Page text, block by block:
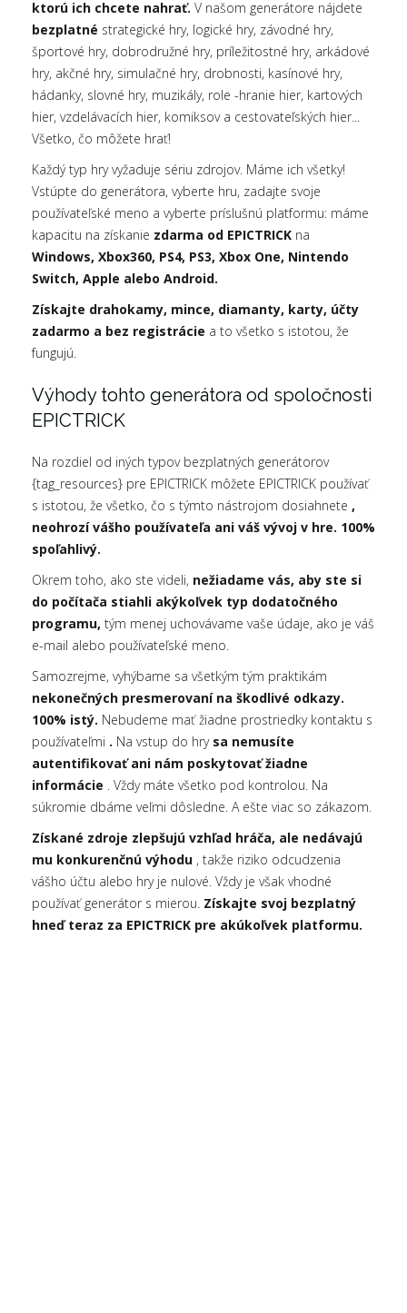
ktorú ich chcete nahrať. V našom generátore nájdete
bezplatné strategické hry, logické hry, závodné hry,
športové hry, dobrodružné hry, príležitostné hry, arkádové
hry, akčné hry, simulačné hry, drobnosti, kasínové hry,
hádanky, slovné hry, muzikály, role -hranie hier, kartových
hier, vzdelávacích hier, komiksov a cestovateľských hier...
Všetko, čo môžete hrať!
Každý typ hry vyžaduje sériu zdrojov. Máme ich všetky!
Vstúpte do generátora, vyberte hru, zadajte svoje
používateľské meno a vyberte príslušnú platformu: máme
kapacitu na získanie zdarma od EPICTRICK na
Windows, Xbox360, PS4, PS3, Xbox One, Nintendo
Switch, Apple alebo Android.
Získajte drahokamy, mince, diamanty, karty, účty
zadarmo a bez registrácie a to všetko s istotou, že
fungujú.
Výhody tohto generátora od spoločnosti
EPICTRICK
Na rozdiel od iných typov bezplatných generátorov
{tag_resources} pre EPICTRICK môžete EPICTRICK používať
s istotou, že všetko, čo s týmto nástrojom dosiahnete ,
neohrozí vášho používateľa ani váš vývoj v hre. 100%
spoľahlivý.
Okrem toho, ako ste videli, nežiadame vás, aby ste si
do počítača stiahli akýkoľvek typ dodatočného
programu, tým menej uchovávame vaše údaje, ako je váš
e-mail alebo používateľské meno.
Samozrejme, vyhýbame sa všetkým tým praktikám
nekonečných presmerovaní na škodlivé odkazy.
100% istý. Nebudeme mať žiadne prostriedky kontaktu s
používateľmi . Na vstup do hry sa nemusíte
autentifikovať ani nám poskytovať žiadne
informácie . Vždy máte všetko pod kontrolou. Na
súkromie dbáme veľmi dôsledne. A ešte viac so zákazom.
Získané zdroje zlepšujú vzhľad hráča, ale nedávajú
mu konkurenčnú výhodu , takže riziko odcudzenia
vášho účtu alebo hry je nulové. Vždy je však vhodné
používať generátor s mierou. Získajte svoj bezplatný
hneď teraz za EPICTRICK pre akúkoľvek platformu.